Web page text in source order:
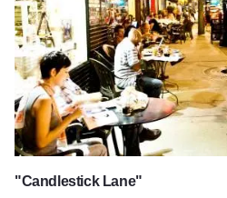
"Candlestick Lane"